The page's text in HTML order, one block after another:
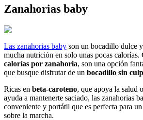
Zanahorias baby
Las zanahorias baby son un bocadillo dulce
mucha nutrición en solo unas pocas calorías.
calorías por zanahoria, son una opción
que busque disfrutar de un bocadillo sin
Ricas en beta-caroteno, que apoya la salud
ayuda a mantenerte saciado, las zanahorias
conveniente y portátil que es perfecta para
sobre la marcha.